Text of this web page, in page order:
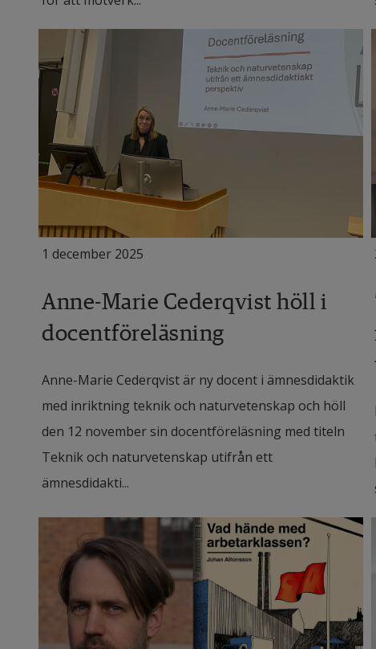
1 december 2025
Anne-Marie Cederqvist höll i
docentföreläsning
Anne-Marie Cederqvist är ny docent i ämnesdidaktik
med inriktning teknik och naturvetenskap och höll
den 12 november sin docentföreläsning med titeln
Teknik och naturvetenskap utifrån ett
ämnesdidakti...